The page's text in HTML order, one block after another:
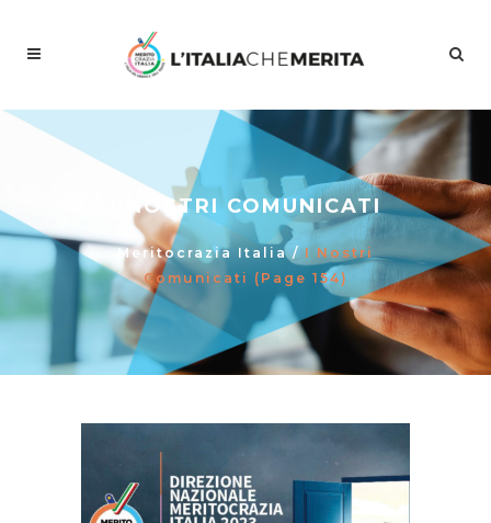
I NOSTRI COMUNICATI
Meritocrazia Italia/I Nostri
Comunicati (Page 154)